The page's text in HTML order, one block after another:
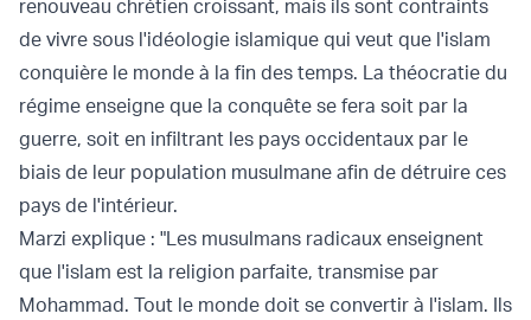
renouveau chrétien croissant, mais ils sont contraints
de vivre sous l'idéologie islamique qui veut que l'islam
conquière le monde à la fin des temps. La théocratie du
régime enseigne que la conquête se fera soit par la
guerre, soit en infiltrant les pays occidentaux par le
biais de leur population musulmane afin de détruire ces
pays de l'intérieur.
Marzi explique : "Les musulmans radicaux enseignent
que l'islam est la religion parfaite, transmise par
Mohammad. Tout le monde doit se convertir à l'islam. Ils